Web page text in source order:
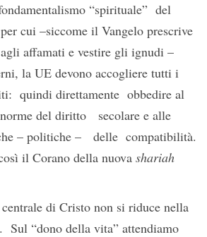
“spirituale” del
cui –siccome il Vangelo prescrive
affamati e vestire gli ignudi –
la UE devono accogliere tutti i
quindi direttamente obbedire al
del diritto secolare e alle
– politiche – delle compatibilità.
il Corano della nuova shariah
di Cristo non si riduce nella
Sul “dono della vita” attendiamo